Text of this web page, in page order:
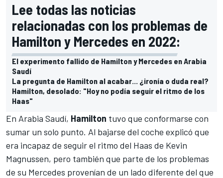
Lee todas las noticias
relacionadas con los problemas de
Hamilton y Mercedes en 2022:
El experimento fallido de Hamilton y Mercedes en Arabia
Saudí
La pregunta de Hamilton al acabar... ¿ironía o duda real?
Hamilton, desolado: "Hoy no podía seguir el ritmo de los
Haas"
En Arabia Saudí, Hamilton tuvo que conformarse con
sumar un solo punto. Al bajarse del coche explicó que
era incapaz de seguir el ritmo del Haas de Kevin
Magnussen, pero también que parte de los problemas
de su Mercedes provenían de un lado diferente del que